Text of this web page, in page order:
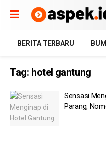
BERITA TERBARU
Tag: hotel gantung
Sensasi
Parang,